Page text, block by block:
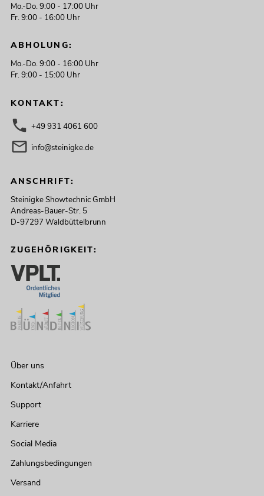
Mo.-Do. 9:00 - 17:00 Uhr
Fr. 9:00 - 16:00 Uhr
ABHOLUNG:
Mo.-Do. 9:00 - 16:00 Uhr
Fr. 9:00 - 15:00 Uhr
KONTAKT:
+49 931 4061 600
info@steinigke.de
ANSCHRIFT:
Steinigke Showtechnic GmbH
Andreas-Bauer-Str. 5
D-97297 Waldbüttelbrunn
ZUGEHÖRIGKEIT:
Über uns
Kontakt/Anfahrt
Support
Karriere
Social Media
Zahlungsbedingungen
Versand